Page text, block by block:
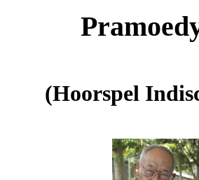
(Hoorspel